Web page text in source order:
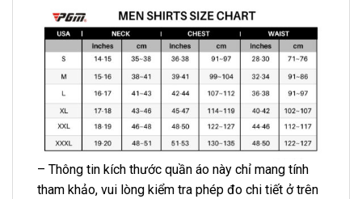
– Thông tin kích thước quần áo này chỉ mang tính
tham khảo, vui lòng kiểm tra phép đo chi tiết ở trên